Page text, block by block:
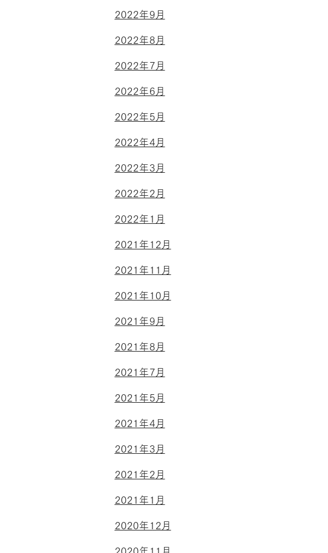
2022年9月
2022年8月
2022年7月
2022年6月
2022年5月
2022年4月
2022年3月
2022年2月
2022年1月
2021年12月
2021年11月
2021年10月
2021年9月
2021年8月
2021年7月
2021年5月
2021年4月
2021年3月
2021年2月
2021年1月
2020年12月